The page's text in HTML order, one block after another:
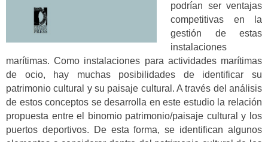
podrían ser ventajas
competitivas en la
gestión de estas
instalaciones
marítimas. Como instalaciones para actividades marítimas
de ocio, hay muchas posibilidades de identificar su
patrimonio cultural y su paisaje cultural. A través del análisis
de estos conceptos se desarrolla en este estudio la relación
propuesta entre el binomio patrimonio/paisaje cultural y los
puertos deportivos. De esta forma, se identifican algunos